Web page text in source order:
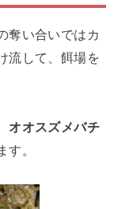
奪い合いではカ
流して、餌場を
オオスズメバチ
す。